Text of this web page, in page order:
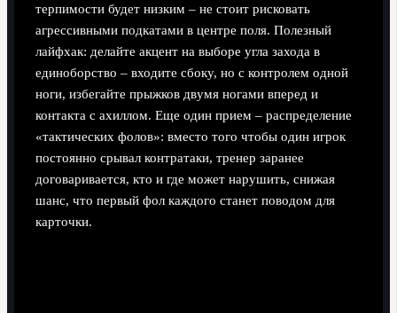
терпимости будет низким – не стоит рисковать
агрессивными подкатами в центре поля. Полезный
лайфхак: делайте акцент на выборе угла захода в
единоборство – входите сбоку, но с контролем одной
ноги, избегайте прыжков двумя ногами вперед и
контакта с ахиллом. Еще один прием – распределение
«тактических фолов»: вместо того чтобы один игрок
постоянно срывал контратаки, тренер заранее
договаривается, кто и где может нарушить, снижая
шанс, что первый фол каждого станет поводом для
карточки.